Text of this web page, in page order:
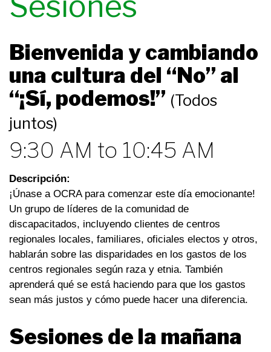
Bienvenida y cambiando
una cultura del “No” al
“¡Sí, podemos!” (Todos
juntos)
9:30 AM to 10:45 AM
Descripción:
¡Únase a OCRA para comenzar este día emocionante!
Un grupo de líderes de la comunidad de
discapacitados, incluyendo clientes de centros
regionales locales, familiares, oficiales electos y otros,
hablarán sobre las disparidades en los gastos de los
centros regionales según raza y etnia. También
aprenderá qué se está haciendo para que los gastos
sean más justos y cómo puede hacer una diferencia.
Sesiones de la mañana